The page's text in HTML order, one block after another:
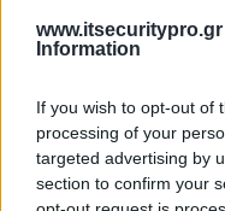
www.itsecuritypro.gr
Information
If you wish to opt-out of
processing of your
targeted advertising by
section to confirm your
στόχων της
την πρόληψη και
περιστατικών
βέλτιστες διεθνείς
Στις αρχές